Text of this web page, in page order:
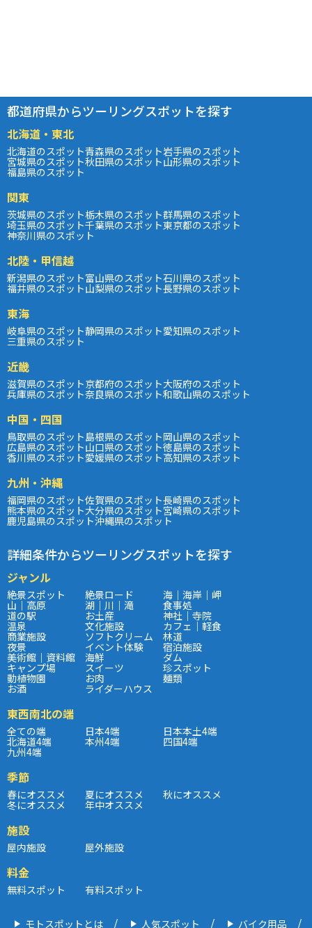
都道府県からツーリングスポットを探す
北海道・東北
北海道のスポット青森県のスポット岩手県のスポット
宮城県のスポット秋田県のスポット山形県のスポット
福島県のスポット
関東
茨城県のスポット栃木県のスポット群馬県のスポット
埼玉県のスポット千葉県のスポット東京都のスポット
神奈川県のスポット
北陸・甲信越
新潟県のスポット富山県のスポット石川県のスポット
福井県のスポット山梨県のスポット長野県のスポット
東海
岐阜県のスポット静岡県のスポット愛知県のスポット
三重県のスポット
近畿
滋賀県のスポット京都府のスポット大阪府のスポット
兵庫県のスポット奈良県のスポット和歌山県のスポット
中国・四国
鳥取県のスポット島根県のスポット岡山県のスポット
広島県のスポット山口県のスポット徳島県のスポット
香川県のスポット愛媛県のスポット高知県のスポット
九州・沖縄
福岡県のスポット佐賀県のスポット長崎県のスポット
熊本県のスポット大分県のスポット宮崎県のスポット
鹿児島県のスポット沖縄県のスポット
詳細条件からツーリングスポットを探す
ジャンル
絶景スポット 絶景ロード 海｜海岸｜岬
山｜高原 湖｜川｜滝 食事処
道の駅 お土産 神社｜寺院
温泉 文化施設 カフェ｜軽食
商業施設 ソフトクリーム 林道
夜景 イベント体験 宿泊施設
美術館｜資料館 海鮮 ダム
キャンプ場 スイーツ 珍スポット
動植物園 お肉 麺類
お酒 ライダーハウス
東西南北の端
全ての端 日本4端 日本本土4端
北海道4端 本州4端 四国4端
九州4端
季節
春にオススメ 夏にオススメ 秋にオススメ
冬にオススメ 年中オススメ
施設
屋内施設 屋外施設
料金
無料スポット 有料スポット
モトスポットとは 人気スポット バイク用品